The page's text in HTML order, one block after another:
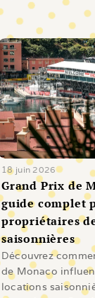
18 juin 2026
Grand Prix de
guide complet
propriétaires
saisonnières
Découvrez
de Monaco
locations